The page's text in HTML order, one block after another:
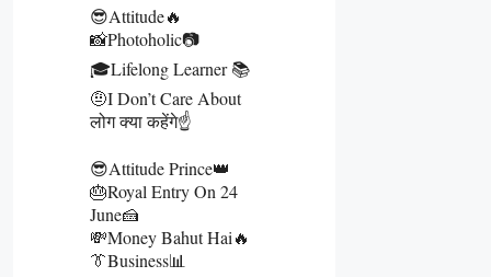
😎Attitude🔥
📸Photoholic📷
🎓Lifelong Learner 📚
🤨I Don’t Care About
लोग क्या कहेंगे☝️
😎Attitude Prince👑
🎂Royal Entry On 24
June🍰
💸Money Bahut Hai🔥
👔Business📊